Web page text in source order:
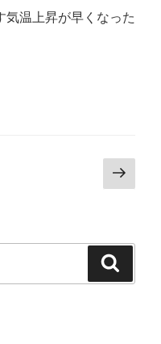
気温上昇が早くなった